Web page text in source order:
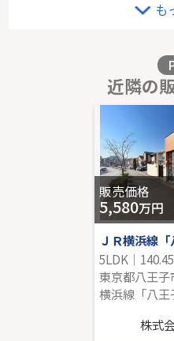
販
小
-｜
も
近隣の
販売価格
5,580万円
5LDK｜
東京都八王
株式